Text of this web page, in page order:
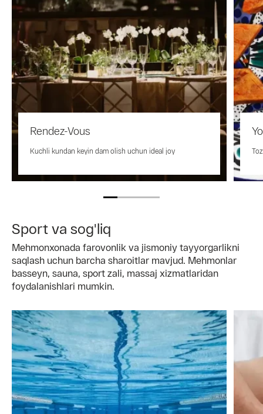
Rendez-Vous
Kuchli kundan keyin dam olish uchun ideal joy
Sport va sog'liq
Mehmonxonada farovonlik va jismoniy tayyorgarlikni
saqlash uchun barcha sharoitlar mavjud. Mehmonlar
basseyn, sauna, sport zali, massaj xizmatlaridan
foydalanishlari mumkin.